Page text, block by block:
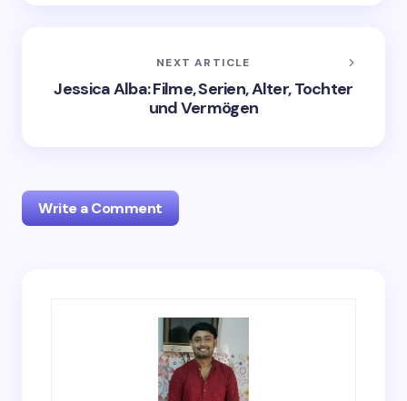
NEXT ARTICLE
Jessica Alba: Filme, Serien, Alter, Tochter
und Vermögen
Write a Comment